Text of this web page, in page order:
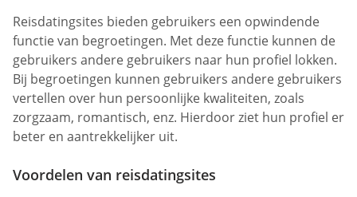
Reisdatingsites bieden gebruikers een opwindende
functie van begroetingen. Met deze functie kunnen de
gebruikers andere gebruikers naar hun profiel lokken.
Bij begroetingen kunnen gebruikers andere gebruikers
vertellen over hun persoonlijke kwaliteiten, zoals
zorgzaam, romantisch, enz. Hierdoor ziet hun profiel er
beter en aantrekkelijker uit.
Voordelen van reisdatingsites